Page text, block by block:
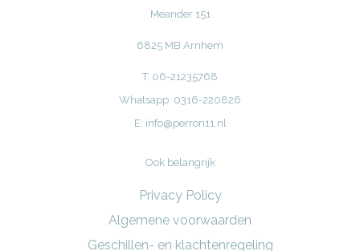
Meander 151
6825 MB Arnhem
T: 06-21235768
Whatsapp: 0316-220826
E: info@perron11.nl
Ook belangrijk
Privacy Policy
Algemene voorwaarden
Geschillen- en klachtenregeling